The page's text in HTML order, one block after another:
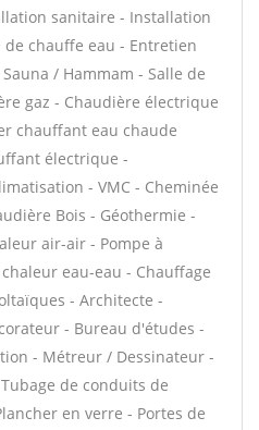
sanitaire - Installation
chauffe eau - Entretien
/ Hammam - Salle de
gaz - Chaudière électrique
chauffant eau chaude
électrique -
- VMC - Cheminée
Bois - Géothermie -
air-air - Pompe à
eau-eau - Chauffage
- Architecte -
- Bureau d'études -
- Métreur / Dessinateur -
de conduits de
en verre - Portes de